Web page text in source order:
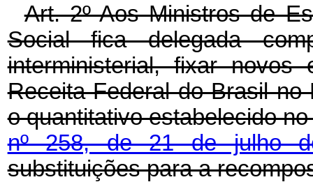
Art. 2º Aos Ministros de
Social fica delegada
interministerial, fixar novos
Receita Federal do Brasil
o quantitativo estabelecido
nº 258, de 21 de julho
substituições para a